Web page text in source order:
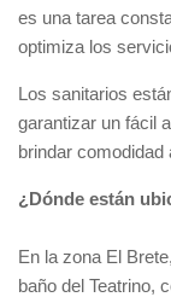
es una tarea
optimiza los
Los sanitarios
garantizar un fácil
brindar
¿Dónde están
En la zona El
baño del Teatrino,